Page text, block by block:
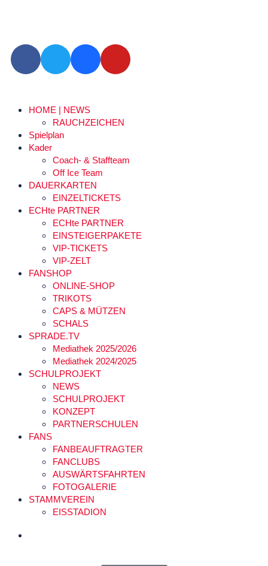
HOME | NEWS
RAUCHZEICHEN
Spielplan
Kader
Coach- & Staffteam
Off Ice Team
DAUERKARTEN
EINZELTICKETS
ECHte PARTNER
ECHte PARTNER
EINSTEIGERPAKETE
VIP-TICKETS
VIP-ZELT
FANSHOP
ONLINE-SHOP
TRIKOTS
CAPS & MÜTZEN
SCHALS
SPRADE.TV
Mediathek 2025/2026
Mediathek 2024/2025
SCHULPROJEKT
NEWS
SCHULPROJEKT
KONZEPT
PARTNERSCHULEN
FANS
FANBEAUFTRAGTER
FANCLUBS
AUSWÄRTSFAHRTEN
FOTOGALERIE
STAMMVEREIN
EISSTADION